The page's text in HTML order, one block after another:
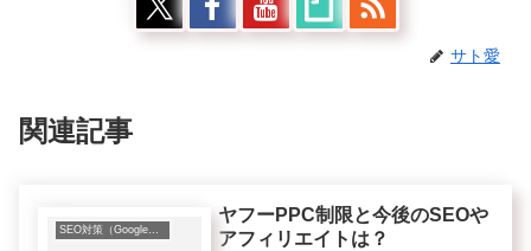
サト愛
関連記事
SEO対策（Googleなど検索エンジンのこと）
ヤフーPPC制限と今後のSEOや
アフィリエイトは？